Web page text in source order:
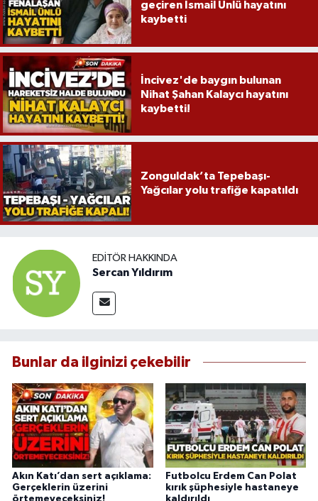
geçiren İsmail Ünlü hayatını
kaybetti
İncivez'de baygın bulunan
Nihat Şahan Kalaycı hayatını
kaybetti!
Zonguldak’ta Tepebaşı-
Yağcılar yolu trafiğe kapatıldı
EDITÖR HAKKINDA
Sercan Yıldırım
Bunlar da ilginizi çekebilir
Akın Katı’dan sert açıklama:
Gerçeklerin üzerini
örtemeyeceksiniz!
Futbolcu Erdem Can Polat
kırık şüphesiyle hastaneye
kaldırıldı